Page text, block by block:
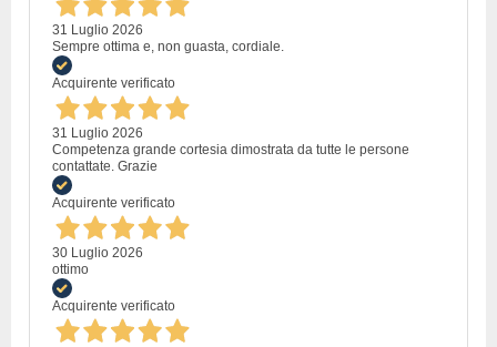
31 Luglio 2026
Sempre ottima e, non guasta, cordiale.
Acquirente verificato
31 Luglio 2026
Competenza grande cortesia dimostrata da tutte le persone
contattate. Grazie
Acquirente verificato
30 Luglio 2026
ottimo
Acquirente verificato